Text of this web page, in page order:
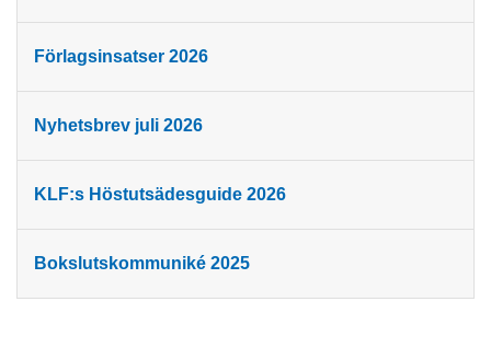
Förlagsinsatser 2026
Nyhetsbrev juli 2026
KLF:s Höstutsädesguide 2026
Bokslutskommuniké 2025